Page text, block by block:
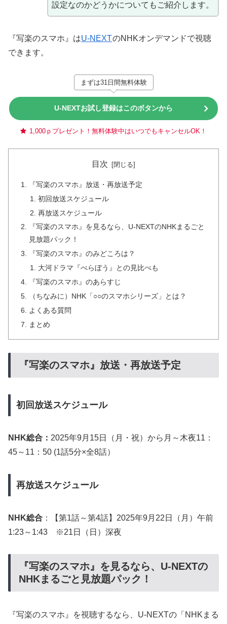
設定なのかどうかについてもご紹介します。
『写楽のスマホ』はU-NEXTのNHKオンデマンドで視聴
できます。
まずは31日間無料体験
U-NEXTお試し登録はこのボタンから
1,000ｐプレゼント！無料体験中はいつでもキャンセルOK！
目次
『写楽のスマホ』放送・再放送予定
初回放送スケジュール
再放送スケジュール
『写楽のスマホ』を見るなら、U-NEXTのNHKまるごと
見放題パック！
『写楽のスマホ』のみどころは？
大河ドラマ『べらぼう』との見比べも
『写楽のスマホ』のあらすじ
（ちなみに）NHK「○○のスマホシリーズ」とは？
よくある質問
まとめ
『写楽のスマホ』放送・再放送予定
初回放送スケジュール
NHK総合： 2025年9月15日（月・祝）から月～木夜11：
45～11：50 (1話5分×全8話）
再放送スケジュール
NHK総合 ：【第1話～第4話】2025年9月22日（月）午前
1:23～1:43 ※21日（日）深夜
『写楽のスマホ』を見るなら、U-NEXTの
NHKまるごと見放題パック！
『写楽のスマホ』を視聴するなら、U-NEXTの「NHKまる